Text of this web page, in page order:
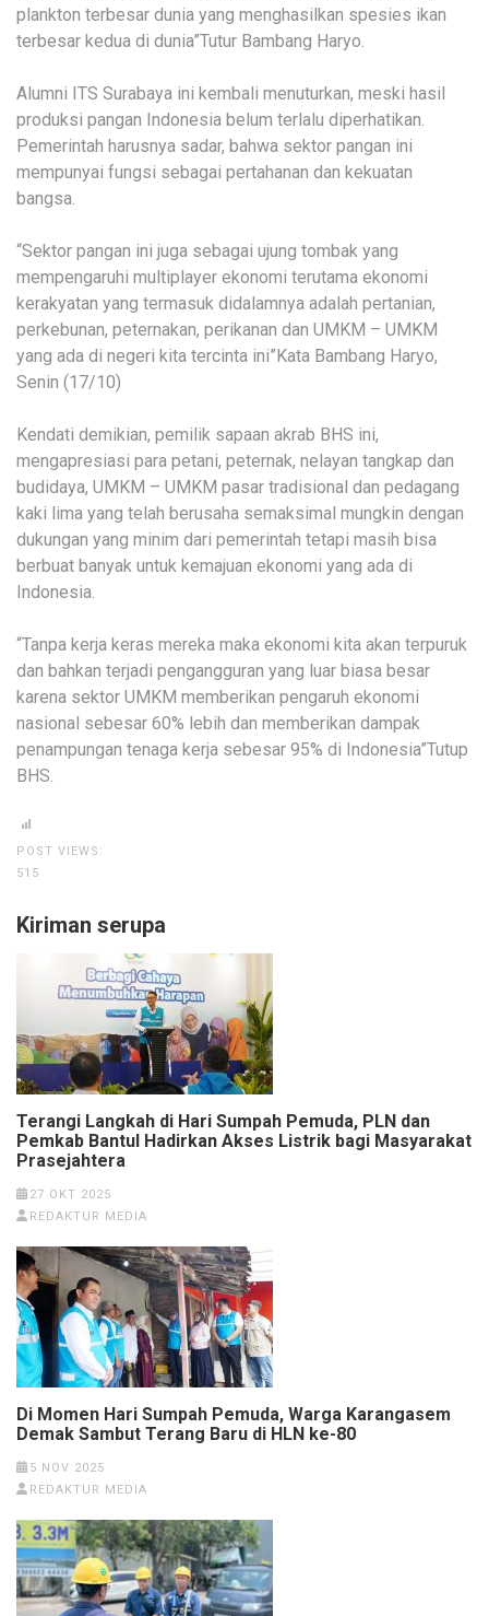
plankton terbesar dunia yang menghasilkan spesies ikan
terbesar kedua di dunia”Tutur Bambang Haryo.
Alumni ITS Surabaya ini kembali menuturkan, meski hasil
produksi pangan Indonesia belum terlalu diperhatikan.
Pemerintah harusnya sadar, bahwa sektor pangan ini
mempunyai fungsi sebagai pertahanan dan kekuatan
bangsa.
“Sektor pangan ini juga sebagai ujung tombak yang
mempengaruhi multiplayer ekonomi terutama ekonomi
kerakyatan yang termasuk didalamnya adalah pertanian,
perkebunan, peternakan, perikanan dan UMKM – UMKM
yang ada di negeri kita tercinta ini”Kata Bambang Haryo,
Senin (17/10)
Kendati demikian, pemilik sapaan akrab BHS ini,
mengapresiasi para petani, peternak, nelayan tangkap dan
budidaya, UMKM – UMKM pasar tradisional dan pedagang
kaki lima yang telah berusaha semaksimal mungkin dengan
dukungan yang minim dari pemerintah tetapi masih bisa
berbuat banyak untuk kemajuan ekonomi yang ada di
Indonesia.
“Tanpa kerja keras mereka maka ekonomi kita akan terpuruk
dan bahkan terjadi pengangguran yang luar biasa besar
karena sektor UMKM memberikan pengaruh ekonomi
nasional sebesar 60% lebih dan memberikan dampak
penampungan tenaga kerja sebesar 95% di Indonesia”Tutup
BHS.
POST VIEWS:
515
Kiriman serupa
Terangi Langkah di Hari Sumpah Pemuda, PLN dan
Pemkab Bantul Hadirkan Akses Listrik bagi Masyarakat
Prasejahtera
27 OKT 2025
REDAKTUR MEDIA
Di Momen Hari Sumpah Pemuda, Warga Karangasem
Demak Sambut Terang Baru di HLN ke-80
5 NOV 2025
REDAKTUR MEDIA